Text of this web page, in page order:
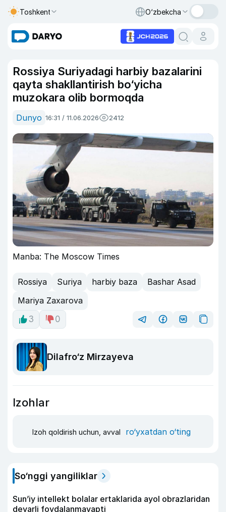
Toshkent O‘zbekcha
Rossiya Suriyadagi harbiy bazalarini
qayta shakllantirish bo‘yicha
muzokara olib bormoqda
Dunyo 16:31 / 11.06.2026 2412
Manba: The Moscow Times
Rossiya Suriya harbiy baza
Bashar Asad
Mariya Zaxarova
3
0
Dilafro‘z Mirzayeva
Izohlar
Izoh qoldirish uchun, avval ro‘yxatdan o‘ting
So‘nggi yangiliklar
Sun’iy intellekt bolalar ertaklarida ayol obrazlaridan
deyarli foydalanmayapti